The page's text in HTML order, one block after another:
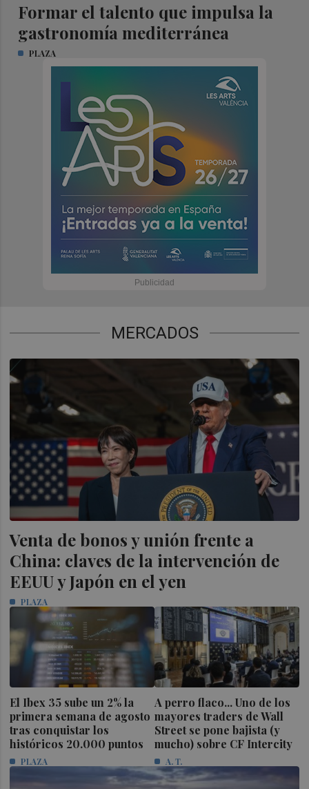
Formar el talento que impulsa la
gastronomía mediterránea
PLAZA
MERCADOS
Venta de bonos y unión frente a
China: claves de la intervención de
EEUU y Japón en el yen
PLAZA
El Ibex 35 sube un 2% la
primera semana de agosto
tras conquistar los
históricos 20.000 puntos
PLAZA
A perro flaco... Uno de los
mayores traders de Wall
Street se pone bajista (y
mucho) sobre CF Intercity
A. T.